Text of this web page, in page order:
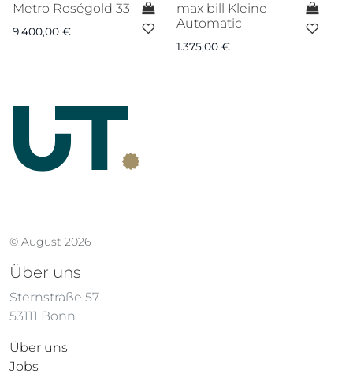
Metro Roségold 33
9.400,00 €
max bill Kleine
Automatic
1.375,00 €
© August 2026
Über uns
Sternstraße 57
53111 Bonn
Über uns
Jobs